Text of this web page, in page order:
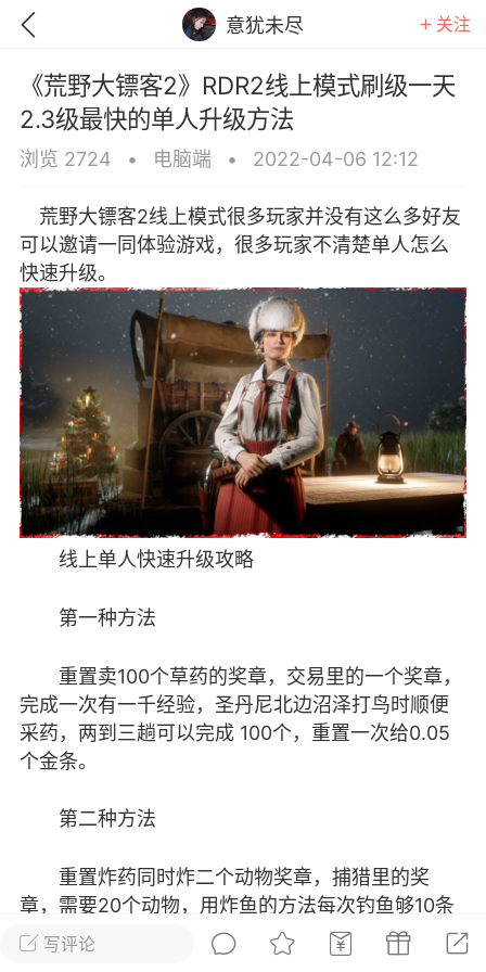
意犹未尽 关注
GTA6 RDR2 逃离塔科夫
彩虹六号 绝地求生 战地5
游戏商城
游民通 Lv.13
版主
19 23:03
电脑端 问题解决
我在商城购买的虚拟产品显示自动发
发货的商品在那里查看卡密？答：查看
像 — 我的订单 — 待评价 — 查看订单，
看卡密详情问：我...
写评论
《荒野大镖客2》RDR2线上模式刷级一天
2.3级最快的单人升级方法
浏览 2724 • 电脑端 • 2022-04-06 12:12
荒野大镖客2线上模式很多玩家并没有这么多好友
可以邀请一同体验游戏，很多玩家不清楚单人怎么
快速升级。
线上单人快速升级攻略
第一种方法
重置卖100个草药的奖章，交易里的一个奖章，
完成一次有一千经验，圣丹尼北边沼泽打鸟时顺便
采药，两到三趟可以完成 100个，重置一次给0.05
个金条。
第二种方法
重置炸药同时炸二个动物奖章，捕猎里的奖
章，需要20个动物，用炸鱼的方法每次钓鱼够10条
时顺便开炸，如果一开始只有小鱼也可以先开炸，
把小鱼炸光，刷新出来虹鳟鱼会比较多，运气好的